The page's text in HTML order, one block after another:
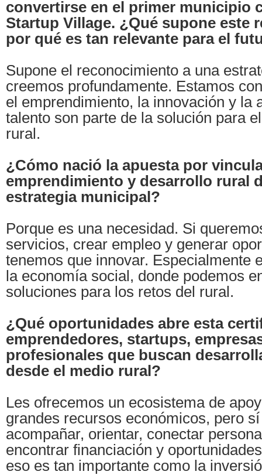
convertirse en el primer municipio
Startup Village. ¿Qué supone este
por qué es tan relevante para el
Supone el reconocimiento a una
creemos profundamente. Estamos
el emprendimiento, la innovación y la
talento son parte de la solución para
rural.
¿Cómo nació la apuesta por
emprendimiento y desarrollo rural
estrategia municipal?
Porque es una necesidad. Si
servicios, crear empleo y generar
tenemos que innovar. Especialmente
la economía social, donde podemos
soluciones para los retos del rural.
¿Qué oportunidades abre esta
emprendedores, startups,
profesionales que buscan
desde el medio rural?
Les ofrecemos un ecosistema de
grandes recursos económicos, pero
acompañar, orientar, conectar
encontrar financiación y
eso es tan importante como la